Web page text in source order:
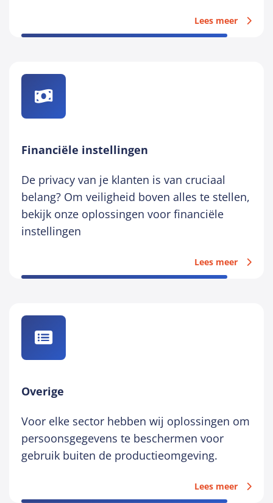
Lees meer
Financiële instellingen
De privacy van je klanten is van cruciaal
belang? Om veiligheid boven alles te stellen,
bekijk onze oplossingen voor financiële
instellingen
Lees meer
Overige
Voor elke sector hebben wij oplossingen om
persoonsgegevens te beschermen voor
gebruik buiten de productieomgeving.
Lees meer